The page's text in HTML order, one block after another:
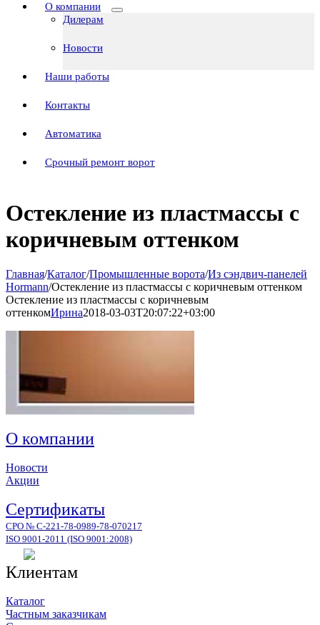
О компании
Дилерам
Новости
Наши работы
Контакты
Автоматика
Срочный ремонт ворот
Остекление из пластмассы с
коричневым оттенком
Главная/Каталог/Промышленные ворота/Из сэндвич-панелей
Hormann/Остекление из пластмассы с коричневым оттенком
Остекление из пластмассы с коричневым
оттенкомИрина2018-03-03T20:07:22+03:00
О компании
Новости
Акции
Сертификаты
СРО № С-221-78-0989-78-070217
ISO 9001-2011 (ISO 9001:2008)
Клиентам
Каталог
Частным заказчикам